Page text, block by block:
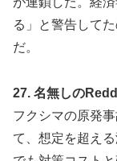
る」と警告して
だ。
27. 名無しの
フクシマの原発
て、想定を超え